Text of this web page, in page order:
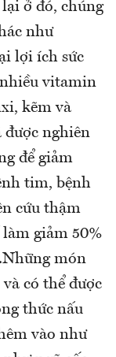
ở đó, chúng
như
lợi ích sức
nhiều vitamin
kẽm và
được nghiên
để giảm
tim, bệnh
cứu thậm
giảm 50%
món
có thể được
thức nấu
vào như